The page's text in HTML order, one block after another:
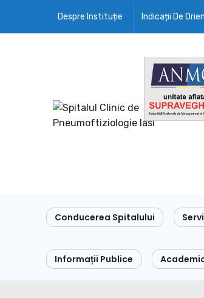
Despre Instituție Indicații De
Conducerea Spitalului
Informații Publice